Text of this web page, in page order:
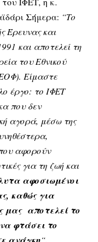
Σήμερα: “Το
Έρευνας και
και αποτελεί τη
του Εθνικού
Είμαστε
έργο: τo ΙΦΕΤ
που δεν
αγορά, μέσω της
αφορούν
για τη ζωή και
αφοσιωμένοι
καθώς για
μας αποτελεί το
φτάσει το
“.